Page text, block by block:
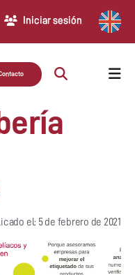
Iniciar sesión
el: 5 de febrero de 2021